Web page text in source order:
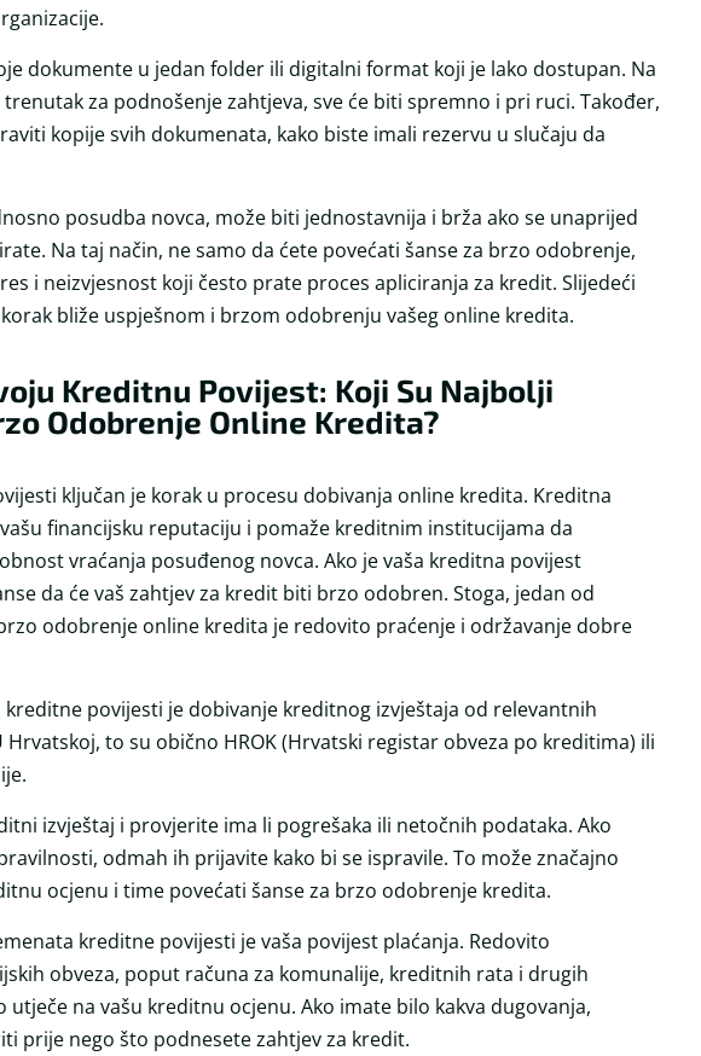
dokumente u jedan folder ili digitalni format koji je lako dostupan. Na
za podnošenje zahtjeva, sve će biti spremno i pri ruci. Također,
kopije svih dokumenata, kako biste imali rezervu u slučaju da
posudba novca, može biti jednostavnija i brža ako se unaprijed
Na taj način, ne samo da ćete povećati šanse za brzo odobrenje,
i neizvjesnost koji često prate proces apliciranja za kredit. Slijedeći
bliže uspješnom i brzom odobrenju vašeg online kredita.
Kreditnu Povijest: Koji Su Najbolji
Odobrenje Online Kredita?
ključan je korak u procesu dobivanja online kredita. Kreditna
financijsku reputaciju i pomaže kreditnim institucijama da
vraćanja posuđenog novca. Ako je vaša kreditna povijest
da će vaš zahtjev za kredit biti brzo odobren. Stoga, jedan od
odobrenje online kredita je redovito praćenje i održavanje dobre
povijesti je dobivanje kreditnog izvještaja od relevantnih
Hrvatskoj, to su obično HROK (Hrvatski registar obveza po kreditima) ili
izvještaj i provjerite ima li pogrešaka ili netočnih podataka. Ako
odmah ih prijavite kako bi se ispravile. To može značajno
ocjenu i time povećati šanse za brzo odobrenje kredita.
kreditne povijesti je vaša povijest plaćanja. Redovito
obveza, poput računa za komunalije, kreditnih rata i drugih
utječe na vašu kreditnu ocjenu. Ako imate bilo kakva dugovanja,
prije nego što podnesete zahtjev za kredit.